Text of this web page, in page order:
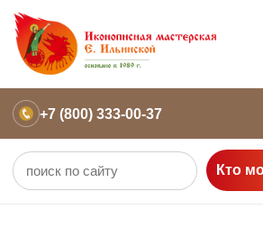
+7 (800) 333-00-37
Кто